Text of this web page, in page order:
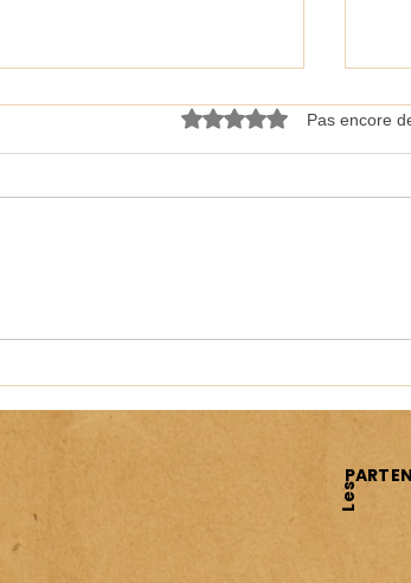
Noté 0 étoile sur 5.Pas encore
Les